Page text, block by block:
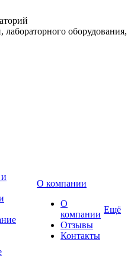
оборудования,
О компании
О
компании
Отзывы
Контакты
Ещё